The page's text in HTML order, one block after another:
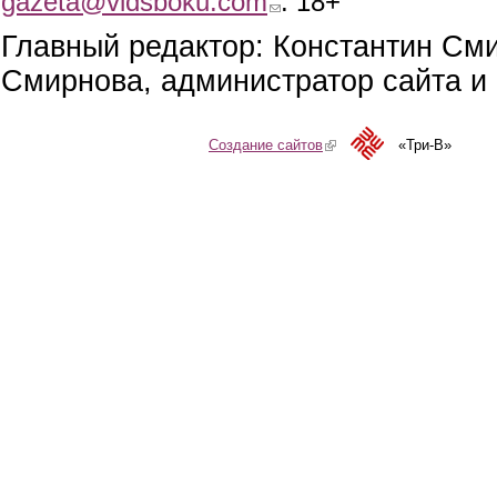
Главный редактор: Константин
Смирнова, администратор сайта
Создание сайтов(link is external)«Три-В»